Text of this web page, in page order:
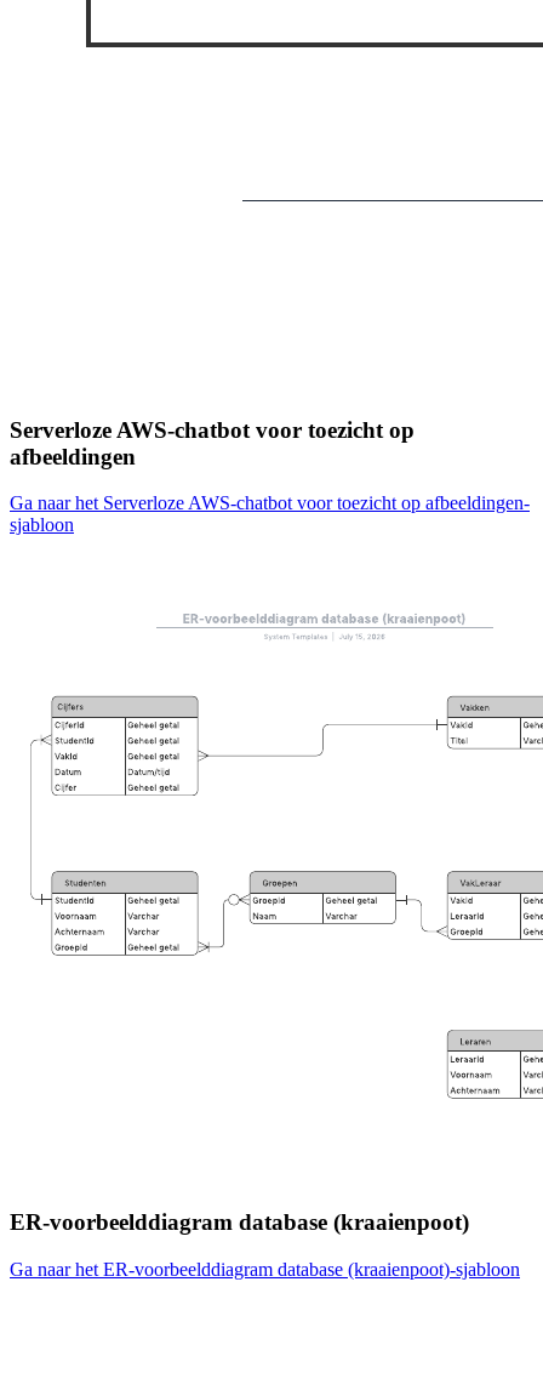
Serverloze AWS-chatbot voor toezicht op
afbeeldingen
Ga naar het Serverloze AWS-chatbot voor toezicht op afbeeldingen-
sjabloon
ER-voorbeelddiagram database (kraaienpoot)
Ga naar het ER-voorbeelddiagram database (kraaienpoot)-sjabloon